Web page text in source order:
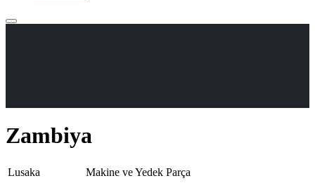
Zambiya
Lusaka Makine ve Yedek Parça